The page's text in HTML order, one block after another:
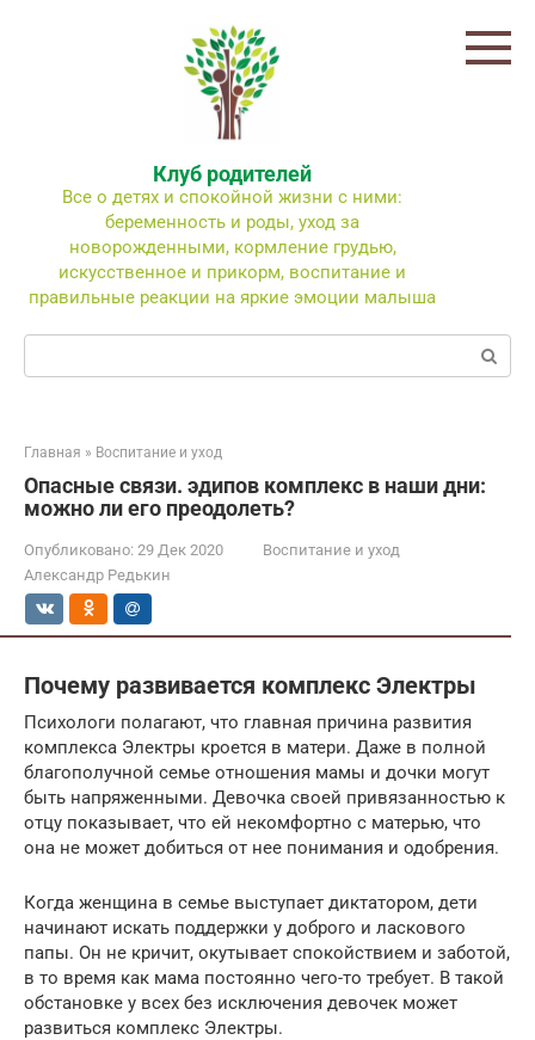
Клуб родителей
Все о детях и спокойной жизни с ними:
беременность и роды, уход за
новорожденными, кормление грудью,
искусственное и прикорм, воспитание и
правильные реакции на яркие эмоции малыша
Поиск:
Главная » Воспитание и уход
Опасные связи. эдипов комплекс в наши дни:
можно ли его преодолеть?
Опубликовано: 29 Дек 2020
Воспитание и уход
Александр Редькин
Почему развивается комплекс Электры
Психологи полагают, что главная причина развития
комплекса Электры кроется в матери. Даже в полной
благополучной семье отношения мамы и дочки могут
быть напряженными. Девочка своей привязанностью к
отцу показывает, что ей некомфортно с матерью, что
она не может добиться от нее понимания и одобрения.
Когда женщина в семье выступает диктатором, дети
начинают искать поддержки у доброго и ласкового
папы. Он не кричит, окутывает спокойствием и заботой,
в то время как мама постоянно чего-то требует. В такой
обстановке у всех без исключения девочек может
развиться комплекс Электры.